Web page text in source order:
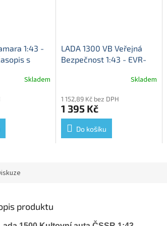
1:43 -
s
Skladem
LADA 1300 VB Veřejná
Bezpečnost 1:43 - EVR-
Skladem
1 152,89 Kč bez DPH
1 395 Kč
Do košíku
produktu